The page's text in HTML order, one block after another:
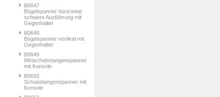
B0647
Bügelspanner horizontal
schwere Ausführung mit
Gegenhalter
B0648
Bügelspanner vertikal mit
Gegenhalter
B0649
Minischubstangenspanner
mit Konsole
B0650
Schubstangenspanner mit
Konsole